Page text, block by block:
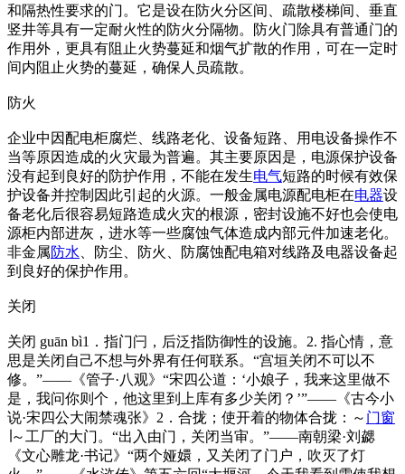
和隔热性要求的门。它是设在防火分区间、疏散楼梯间、垂直
竖井等具有一定耐火性的防火分隔物。防火门除具有普通门的
作用外，更具有阻止火势蔓延和烟气扩散的作用，可在一定时
间内阻止火势的蔓延，确保人员疏散。
防火
企业中因配电柜腐烂、线路老化、设备短路、用电设备操作不
当等原因造成的火灾最为普遍。其主要原因是，电源保护设备
没有起到良好的防护作用，不能在发生电气短路的时候有效保
护设备并控制因此引起的火源。一般金属电源配电柜在电器设
备老化后很容易短路造成火灾的根源，密封设施不好也会使电
源柜内部进灰，进水等一些腐蚀气体造成内部元件加速老化。
非金属防水 、防尘、防火、防腐蚀配电箱对线路及电器设备起
到良好的保护作用。
关闭
关闭 guān bì1．指门闩，后泛指防御性的设施。2. 指心情，意
思是关闭自己不想与外界有任何联系。“宫垣关闭不可以不
修。”——《管子·八观》“宋四公道：‘小娘子，我来这里做不
是，我问你则个，他这里到上库有多少关闭？’”——《古今小
说·宋四公大闹禁魂张》2．合拢；使开着的物体合拢：～ 门窗
∣～工厂的大门。“出入由门，关闭当审。”——南朝梁·刘勰
《文心雕龙·书记》“两个娅嬛，又关闭了门户，吹灭了灯